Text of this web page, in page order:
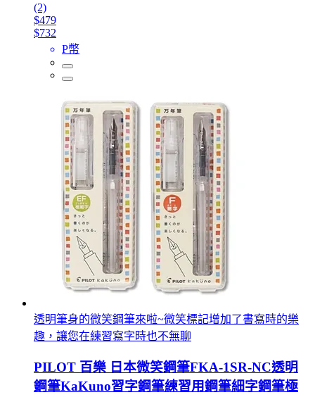
(2)
$479
$732
P幣
透明筆身的微笑鋼筆來啦~微笑標記增加了書寫時的樂
趣，讓您在練習寫字時也不無聊
PILOT 百樂 日本微笑鋼筆FKA-1SR-NC透明
鋼筆KaKuno習字鋼筆練習用鋼筆細字鋼筆極